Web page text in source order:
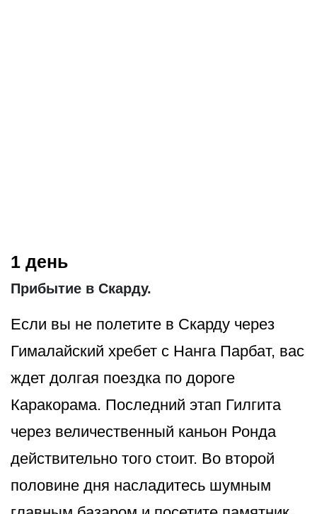
1 день
Прибытие в Скарду.
Если вы не полетите в Скарду через
Гималайский хребет с Нанга Парбат, вас
ждет долгая поездка по дороге
Каракорама. Последний этап Гилгита
через величественный каньон Ронда
действительно того стоит. Во второй
половине дня насладитесь шумным